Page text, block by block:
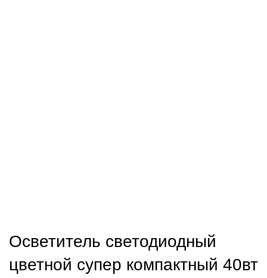
Осветитель светодиодный
цветной супер компактный 40вт